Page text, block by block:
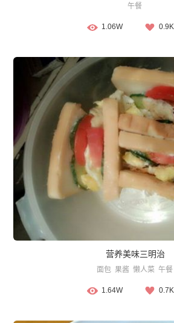
午餐
1.06W 0.9K
营养美味三明治
面包 果酱 懒人菜 午餐
1.64W 0.7K